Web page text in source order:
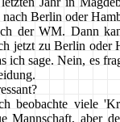
nach Berlin oder
der WM. Dann
jetzt zu Berlin oder
ich sage. Nein, es
beobachte viele
Mannschaft, aber